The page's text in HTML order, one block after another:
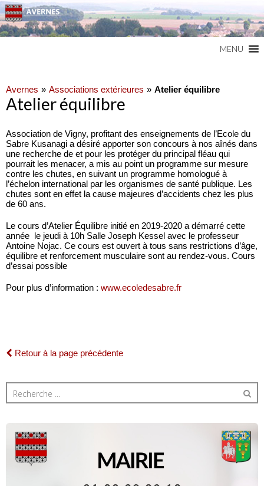
MENU
Avernes Associations extérieures Atelier équilibre
Atelier équilibre
Association de Vigny, profitant des enseignements de l’Ecole du
Sabre Kusanagi a désiré apporter son concours à nos aînés dans
une recherche de et pour les protéger du principal fléau qui
pourrait les menacer, a mis au point un programme sur mesure
contre les chutes, en suivant un programme homologué à
l’échelon international par les organismes de santé publique. Les
chutes sont en effet la cause majeures d’accidents chez les plus
de 60 ans.
Le cours d’Atelier Équilibre initié en 2019-2020 a démarré cette
année le jeudi à 10h Salle Joseph Kessel avec le professeur
Antoine Nojac. Ce cours est ouvert à tous sans restrictions d’âge,
équilibre et renforcement musculaire sont au rendez-vous. Cours
d’essai possible
Pour plus d’information : www.ecoledesabre.fr
Retour à la page précédente